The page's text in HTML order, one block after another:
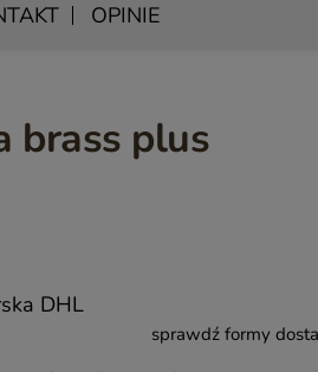
LUSTRA DREWNIANE
– DREWNIANE MEBLE RZEŹBIONE
– DREWNIANE
– MEBLE VINTAGE LOFT
– MEBLE INDYJSKIE I ORIENTALNE
OPINIE
brass plus
DHL
sprawdź formy